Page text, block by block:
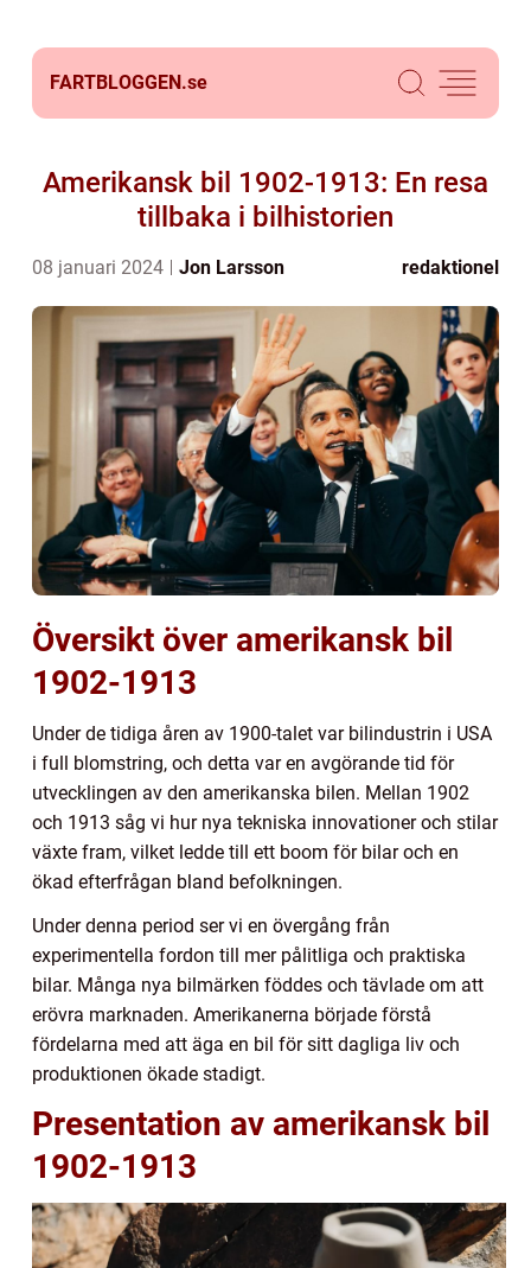
FARTBLOGGEN.se
Amerikansk bil 1902-1913: En resa
tillbaka i bilhistorien
08 januari 2024 Jon Larsson redaktionel
Översikt över amerikansk bil
1902-1913
Under de tidiga åren av 1900-talet var bilindustrin i USA
i full blomstring, och detta var en avgörande tid för
utvecklingen av den amerikanska bilen. Mellan 1902
och 1913 såg vi hur nya tekniska innovationer och stilar
växte fram, vilket ledde till ett boom för bilar och en
ökad efterfrågan bland befolkningen.
Under denna period ser vi en övergång från
experimentella fordon till mer pålitliga och praktiska
bilar. Många nya bilmärken föddes och tävlade om att
erövra marknaden. Amerikanerna började förstå
fördelarna med att äga en bil för sitt dagliga liv och
produktionen ökade stadigt.
Presentation av amerikansk bil
1902-1913